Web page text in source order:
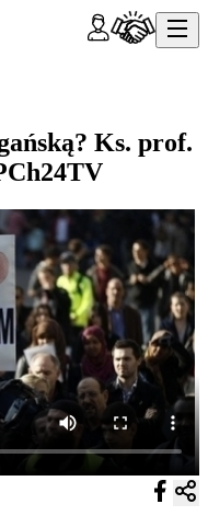
Ks. prof.